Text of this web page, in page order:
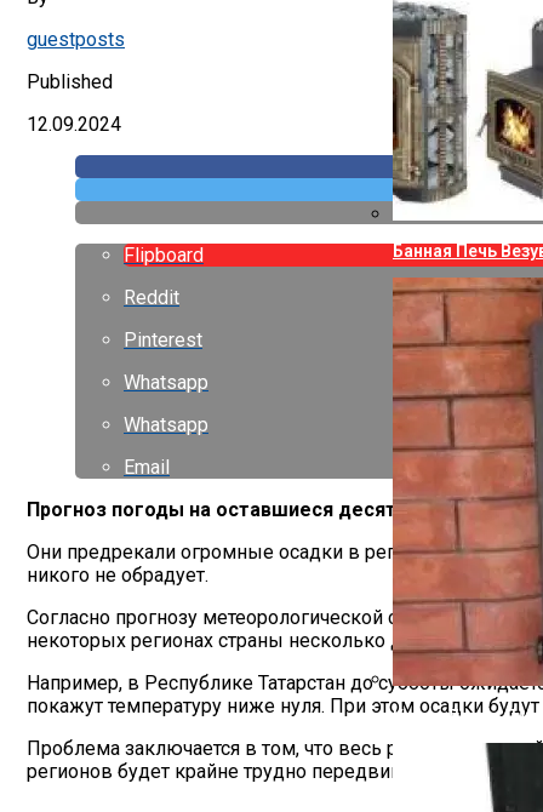
Банная Печь
Какие Дрова
guestposts
Published
12.09.2024
Flipboard
Reddit
Pinterest
Whatsapp
Whatsapp
Email
Прогноз погоды на оставшиеся десять дней
Они предрекали огромные осадки в регионах
никого не обрадует.
Согласно прогнозу метеорологической службы
некоторых регионах страны несколько дней, сменится
Например, в Республике Татарстан до субботы
покажут температуру ниже нуля. При этом осадки
Проблема заключается в том, что весь ранее
регионов будет крайне трудно передвигаться по